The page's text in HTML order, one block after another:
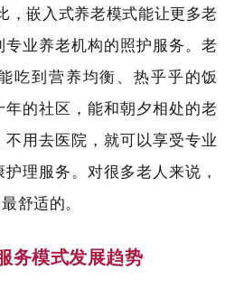
，嵌入式养老模式能让更多老
业养老机构的照护服务。老
吃到营养均衡、热乎乎的饭
的社区，能和朝夕相处的老
用去医院，就可以享受专业
理服务。对很多老人来说，
舒适的。
务模式发展趋势